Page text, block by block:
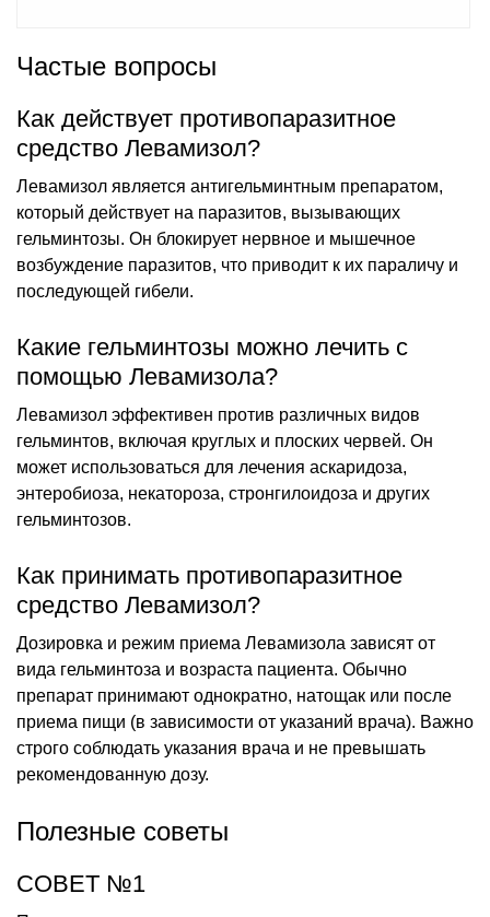
Частые вопросы
Как действует противопаразитное
средство Левамизол?
Левамизол является антигельминтным препаратом,
который действует на паразитов, вызывающих
гельминтозы. Он блокирует нервное и мышечное
возбуждение паразитов, что приводит к их параличу и
последующей гибели.
Какие гельминтозы можно лечить с
помощью Левамизола?
Левамизол эффективен против различных видов
гельминтов, включая круглых и плоских червей. Он
может использоваться для лечения аскаридоза,
энтеробиоза, некатороза, стронгилоидоза и других
гельминтозов.
Как принимать противопаразитное
средство Левамизол?
Дозировка и режим приема Левамизола зависят от
вида гельминтоза и возраста пациента. Обычно
препарат принимают однократно, натощак или после
приема пищи (в зависимости от указаний врача). Важно
строго соблюдать указания врача и не превышать
рекомендованную дозу.
Полезные советы
СОВЕТ №1